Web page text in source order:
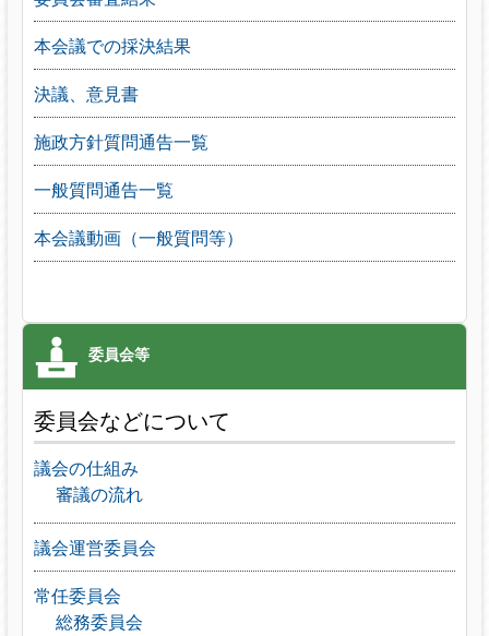
本会議での採決結果
決議、意見書
施政方針質問通告一覧
一般質問通告一覧
本会議動画（一般質問等）
委員会などについて
議会の仕組み
審議の流れ
議会運営委員会
常任委員会
総務委員会